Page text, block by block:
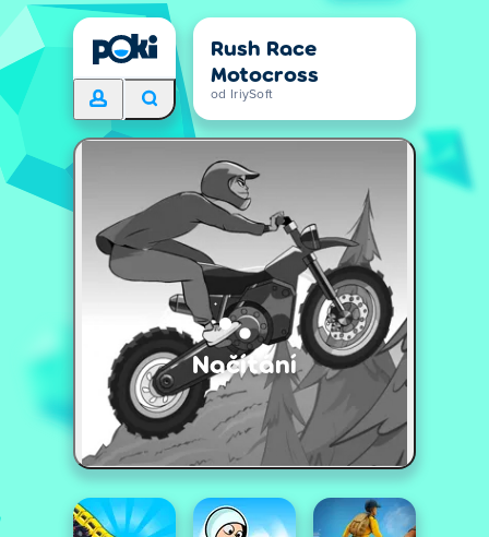
Rush Race
Motocross
od IriySoft
Načítání